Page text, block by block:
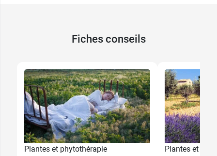
Fiches conseils
Plantes et phytothérapie
Plantes et